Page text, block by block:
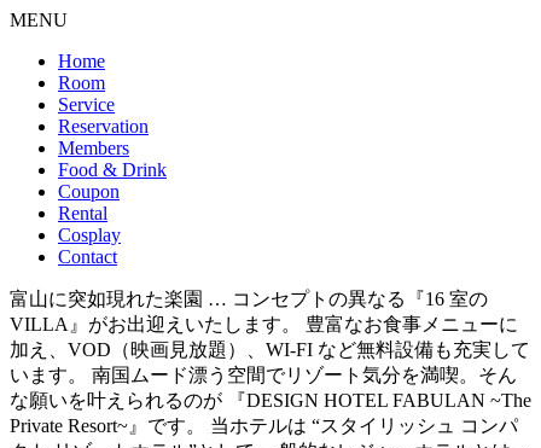
MENU
Home
Room
Service
Reservation
Members
Food & Drink
Coupon
Rental
Cosplay
Contact
富山に突如現れた楽園 … コンセプトの異なる『16 室の
VILLA』がお出迎えいたします。 豊富なお食事メニューに
加え、VOD（映画見放題）、WI-FI など無料設備も充実して
います。 南国ムード漂う空間でリゾート気分を満喫。そん
な願いを叶えられるのが 『DESIGN HOTEL FABULAN ~The
Private Resort~』です。 当ホテルは “スタイリッシュ コンパ